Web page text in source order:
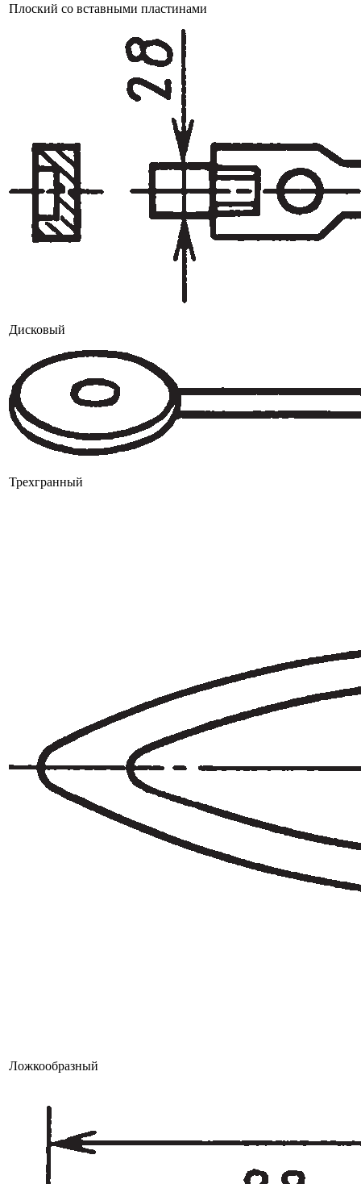
Плоский со вставными пластинами
Дисковый
Трехгранный
Ложкообразный